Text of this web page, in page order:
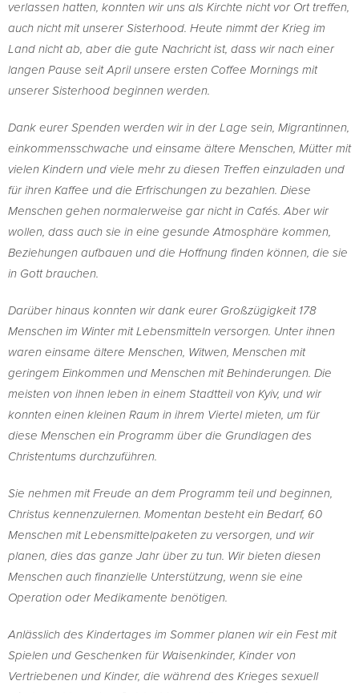
verlassen hatten, konnten wir uns als Kirchte nicht vor Ort treffen,
auch nicht mit unserer Sisterhood. Heute nimmt der Krieg im
Land nicht ab, aber die gute Nachricht ist, dass wir nach einer
langen Pause seit April unsere ersten Coffee Mornings mit
unserer Sisterhood beginnen werden.
Dank eurer Spenden werden wir in der Lage sein, Migrantinnen,
einkommensschwache und einsame ältere Menschen, Mütter mit
vielen Kindern und viele mehr zu diesen Treffen einzuladen und
für ihren Kaffee und die Erfrischungen zu bezahlen. Diese
Menschen gehen normalerweise gar nicht in Cafés. Aber wir
wollen, dass auch sie in eine gesunde Atmosphäre kommen,
Beziehungen aufbauen und die Hoffnung finden können, die sie
in Gott brauchen.
Darüber hinaus konnten wir dank eurer Großzügigkeit 178
Menschen im Winter mit Lebensmitteln versorgen. Unter ihnen
waren einsame ältere Menschen, Witwen, Menschen mit
geringem Einkommen und Menschen mit Behinderungen. Die
meisten von ihnen leben in einem Stadtteil von Kyiv, und wir
konnten einen kleinen Raum in ihrem Viertel mieten, um für
diese Menschen ein Programm über die Grundlagen des
Christentums durchzuführen.
Sie nehmen mit Freude an dem Programm teil und beginnen,
Christus kennenzulernen. Momentan besteht ein Bedarf, 60
Menschen mit Lebensmittelpaketen zu versorgen, und wir
planen, dies das ganze Jahr über zu tun. Wir bieten diesen
Menschen auch finanzielle Unterstützung, wenn sie eine
Operation oder Medikamente benötigen.
Anlässlich des Kindertages im Sommer planen wir ein Fest mit
Spielen und Geschenken für Waisenkinder, Kinder von
Vertriebenen und Kinder, die während des Krieges sexuell